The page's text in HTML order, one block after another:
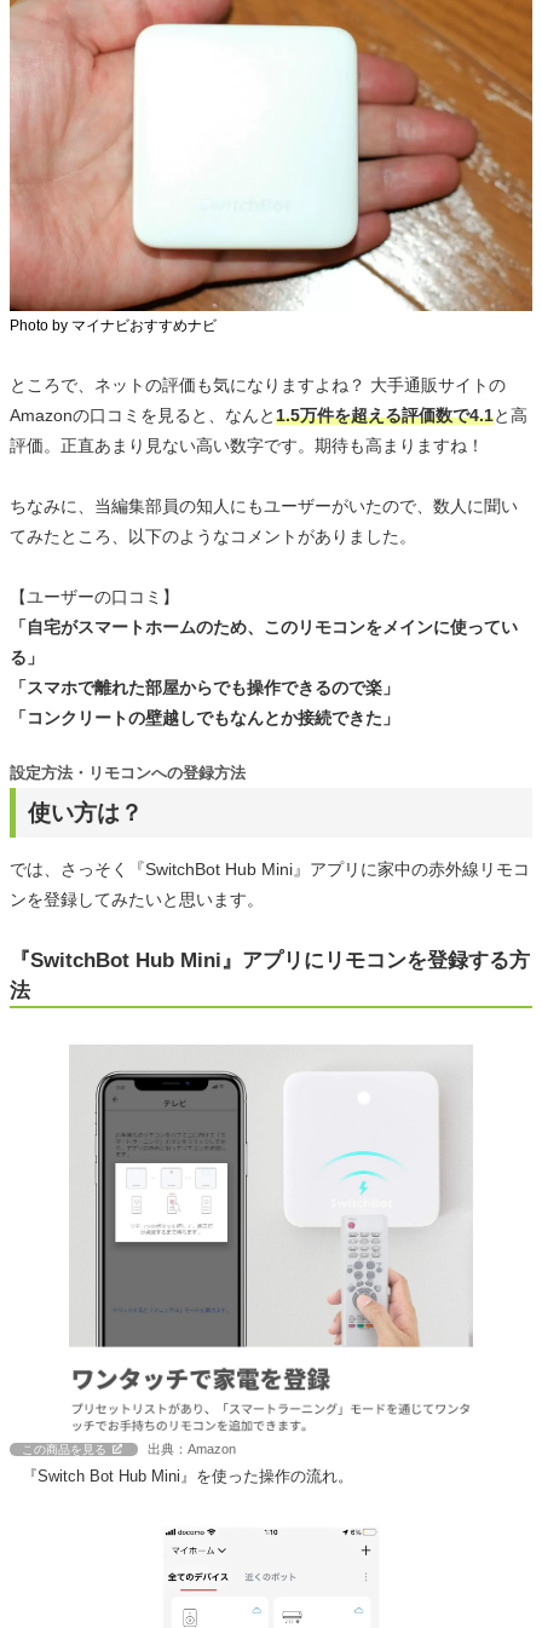
Photo by マイナビおすすめナビ
ところで、ネットの評価も気になりますよね？ 大手通販サイトの
Amazonの口コミを見ると、なんと1.5万件を超える評価数で4.1と高
評価。正直あまり見ない高い数字です。期待も高まりますね！
ちなみに、当編集部員の知人にもユーザーがいたので、数人に聞い
てみたところ、以下のようなコメントがありました。
【ユーザーの口コミ】
「自宅がスマートホームのため、このリモコンをメインに使ってい
る」
「スマホで離れた部屋からでも操作できるので楽」
「コンクリートの壁越しでもなんとか接続できた」
使い方は？
設定方法・リモコンへの登録方法
では、さっそく『SwitchBot Hub Mini』アプリに家中の赤外線リモコ
ンを登録してみたいと思います。
『SwitchBot Hub Mini』アプリにリモコンを登録する方
法
この商品を見る 出典：Amazon
『Switch Bot Hub Mini』を使った操作の流れ。